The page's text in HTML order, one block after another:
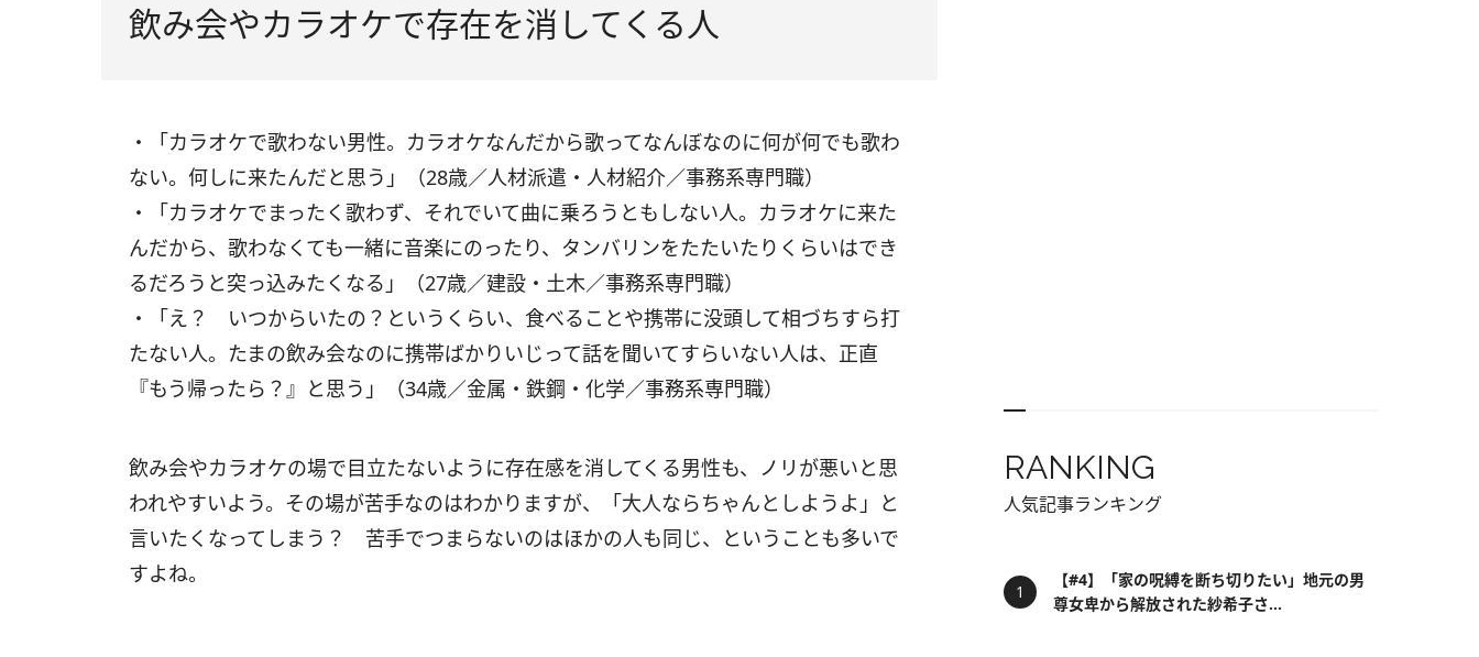
飲み会やカラオケで存在を消してくる人
・「カラオケで歌わない男性。カラオケなんだから歌ってなんぼなのに何が何でも歌わ
ない。何しに来たんだと思う」（28歳／人材派遣・人材紹介／事務系専門職）
・「カラオケでまったく歌わず、それでいて曲に乗ろうともしない人。カラオケに来た
んだから、歌わなくても一緒に音楽にのったり、タンバリンをたたいたりくらいはでき
るだろうと突っ込みたくなる」（27歳／建設・土木／事務系専門職）
・「え？ いつからいたの？というくらい、食べることや携帯に没頭して相づちすら打
たない人。たまの飲み会なのに携帯ばかりいじって話を聞いてすらいない人は、正直
『もう帰ったら？』と思う」（34歳／金属・鉄鋼・化学／事務系専門職）
飲み会やカラオケの場で目立たないように存在感を消してくる男性も、ノリが悪いと思
われやすいよう。その場が苦手なのはわかりますが、「大人ならちゃんとしようよ」と
言いたくなってしまう？ 苦手でつまらないのはほかの人も同じ、ということも多いで
すよね。
RANKING
人気記事ランキング
【#4】「家の呪縛を断ち切りたい」地元の男
尊女卑から解放された紗希子さ...